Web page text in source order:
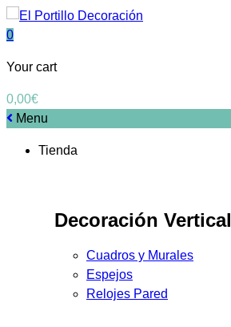
0
Your cart
0,00€
Menu
Tienda
Decoración Vertical
Cuadros y Murales
Espejos
Relojes Pared